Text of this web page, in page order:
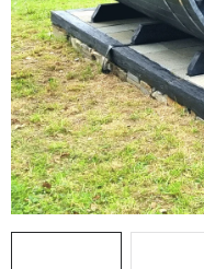
Náš príbeh od začiatku
Hodnotenie obchodu
Vrátenie, výmena tovaru